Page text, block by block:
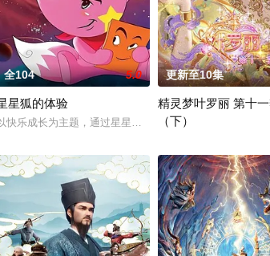
人柳莺儿与将军之子赵昊联手背叛，残忍杀害后抛尸乱
全104 5.0
星狐的体验
快乐成长为主题，通过星星狐演绎不同的职业角色，帮
更新至10集
精灵梦叶罗丽 第十
（下）